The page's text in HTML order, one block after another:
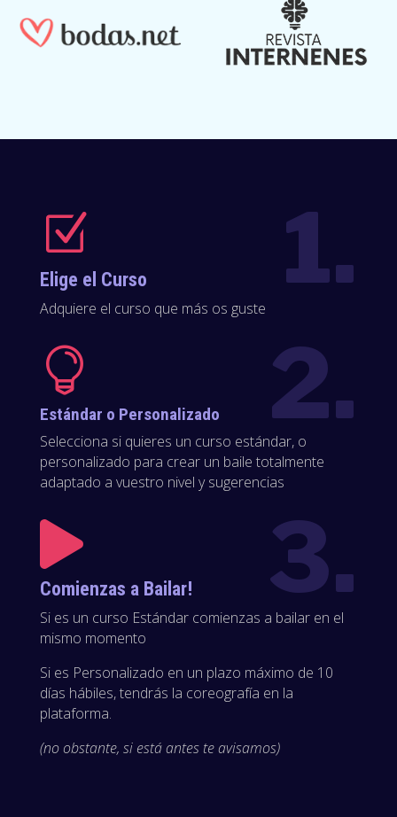
Z
Elige el Curso
Adquiere el curso que más os guste
1.

Estándar o Personalizado
Selecciona si quieres un curso estándar, o
personalizado para crear un baile totalmente
adaptado a vuestro nivel y sugerencias
2.

Comienzas a Bailar!
Si es un curso Estándar comienzas a bailar en el
mismo momento
Si es Personalizado en un plazo máximo de 10
días hábiles, tendrás la coreografía en la
plataforma.
(no obstante, si está antes te avisamos)
3.